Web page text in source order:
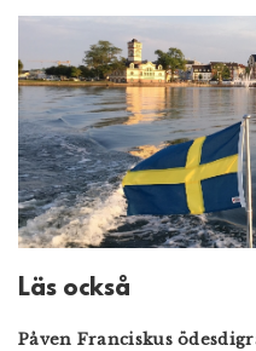
Läs också
Påven Franciskus